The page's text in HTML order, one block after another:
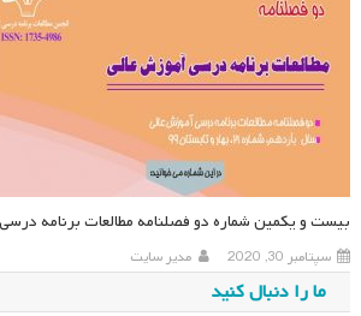
بیست و یکمین شماره دو فصلنامه مطالعات برنامه
سپتامبر 30, 2020 مدیر سایت
ما را دنبال کنید